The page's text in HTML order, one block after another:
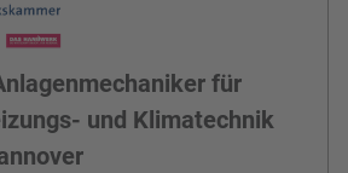
für
und Klimatechnik